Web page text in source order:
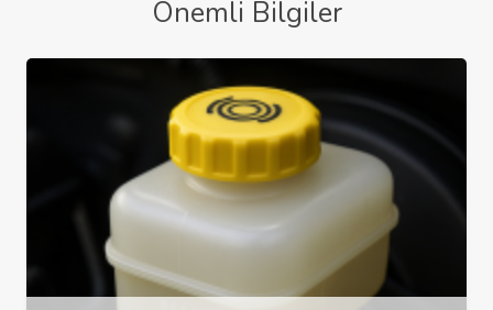
Önemli Bilgiler